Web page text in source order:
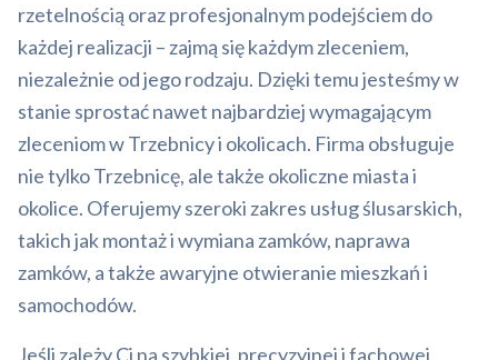
rzetelnością oraz profesjonalnym podejściem do
każdej realizacji – zajmą się każdym zleceniem,
niezależnie od jego rodzaju. Dzięki temu jesteśmy w
stanie sprostać nawet najbardziej wymagającym
zleceniom w Trzebnicy i okolicach. Firma obsługuje
nie tylko Trzebnicę, ale także okoliczne miasta i
okolice. Oferujemy szeroki zakres usług ślusarskich,
takich jak montaż i wymiana zamków, naprawa
zamków, a także awaryjne otwieranie mieszkań i
samochodów.
Jeśli zależy Ci na szybkiej, precyzyjnej i fachowej